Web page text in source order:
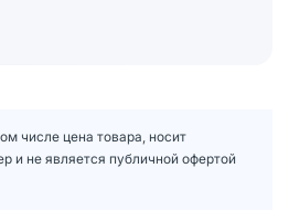
числе цена товара, носит
и не является публичной офертой